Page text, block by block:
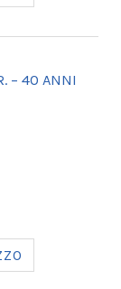
– 40 ANNI